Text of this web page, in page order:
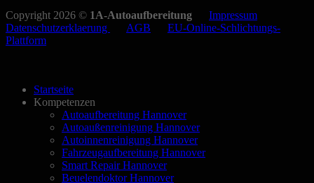
Copyright 2026 © 1A-Autoaufbereitung
Impressum
Datenschutzerklaerung
AGB
EU-Online-Schlichtungs-
Plattform
Startseite
Kompetenzen
Autoaufbereitung Hannover
Autoaußenreinigung Hannover
Autoinnenreinigung Hannover
Fahrzeugaufbereitung Hannover
Smart Repair Hannover
Beuelendoktor Hannover